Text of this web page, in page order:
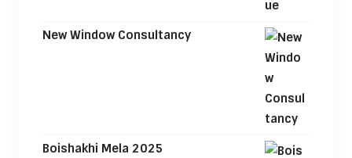
New Window Consultancy
Boishakhi Mela 2025